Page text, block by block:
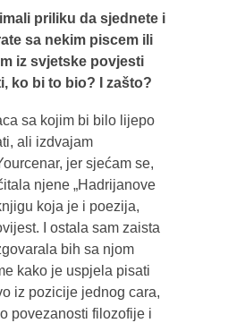
priliku da sjednete i
sa nekim piscem ili
iz svjetske povjesti
ko bi to bio? I zašto?
sa kojim bi bilo lijepo
ali izdvajam
jer sjećam se,
njene „Hadrijanove
koja je i poezija,
I ostala sam zaista
bih sa njom
kako je uspjela pisati
iz pozicije jednog cara,
povezanosti filozofije i